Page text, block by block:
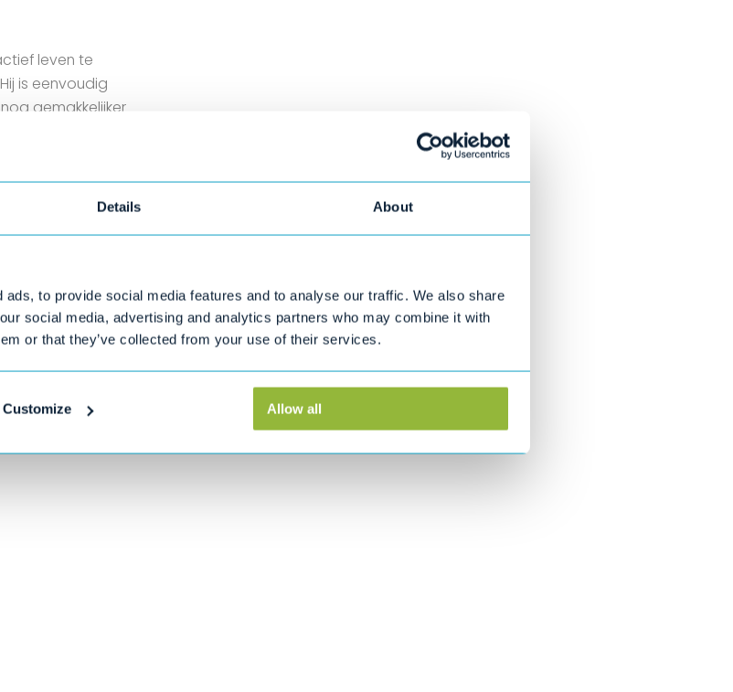
Details About
to provide social media features and to analyse our traffic. We also share
social media, advertising and analytics partners who may combine it with
or that they’ve collected from your use of their services.
Customize Allow all
leven te
is eenvoudig
gemakkelijker
de rolstoel
kan
met
een minder goed
accu’s
met nog eens
tot 160kg.